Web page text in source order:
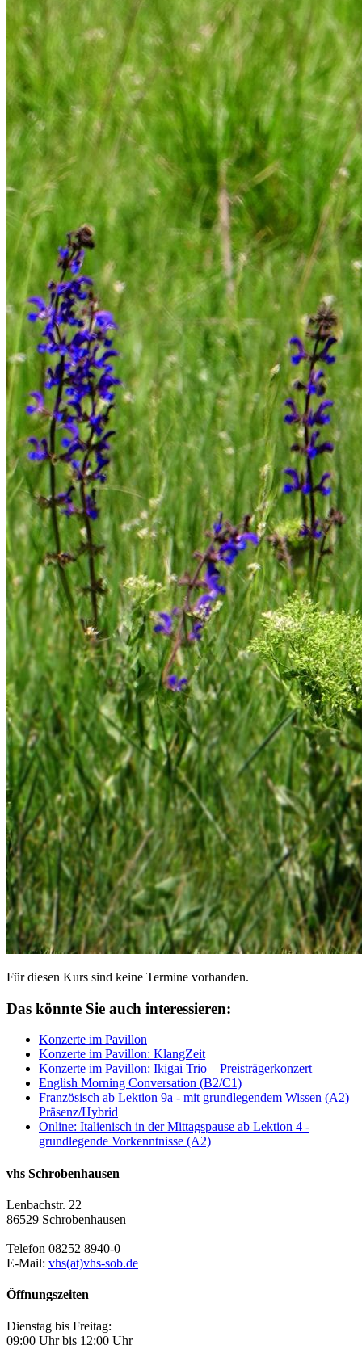
Für diesen Kurs sind keine Termine vorhanden.
Das könnte Sie auch interessieren:
Konzerte im Pavillon
Konzerte im Pavillon: KlangZeit
Konzerte im Pavillon: Ikigai Trio – Preisträgerkonzert
English Morning Conversation (B2/C1)
Französisch ab Lektion 9a - mit grundlegendem Wissen (A2)
Präsenz/Hybrid
Online: Italienisch in der Mittagspause ab Lektion 4 -
grundlegende Vorkenntnisse (A2)
vhs Schrobenhausen
Lenbachstr. 22
86529 Schrobenhausen
Telefon 08252 8940-0
E-Mail: vhs(at)vhs-sob.de
Öffnungszeiten
Dienstag bis Freitag:
09:00 Uhr bis 12:00 Uhr